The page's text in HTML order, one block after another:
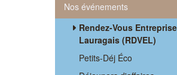
Nos événements
Rendez-Vous
Lauragais (RDVEL)
Petits-Déj Éco